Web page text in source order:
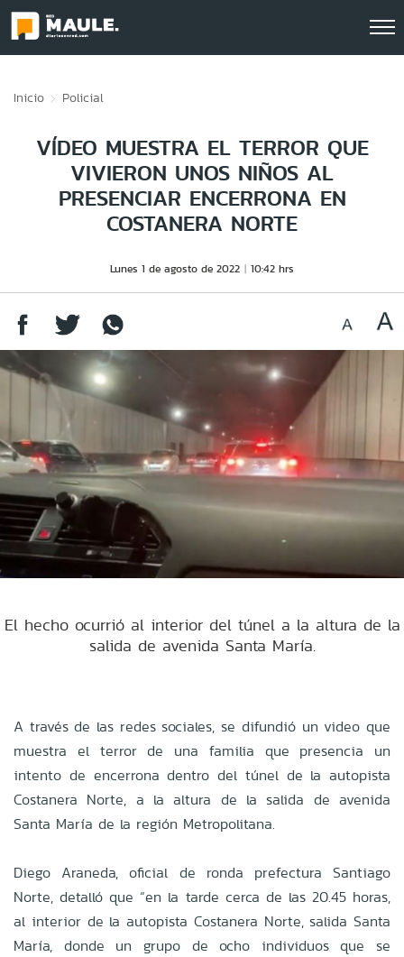
Inicio Policial
VÍDEO MUESTRA EL TERROR QUE
VIVIERON UNOS NIÑOS AL
PRESENCIAR ENCERRONA EN
COSTANERA NORTE
Lunes 1 de agosto de 2022 10:42 hrs
El hecho ocurrió al interior del túnel a la altura de la
salida de avenida Santa María.
A través de las redes sociales, se difundió un video que
muestra el terror de una familia que presencia un
intento de encerrona dentro del túnel de la autopista
Costanera Norte, a la altura de la salida de avenida
Santa María de la región Metropolitana.
Diego Araneda, oficial de ronda prefectura Santiago
Norte, detalló que “en la tarde cerca de las 20.45 horas,
al interior de la autopista Costanera Norte, salida Santa
María, donde un grupo de ocho individuos que se